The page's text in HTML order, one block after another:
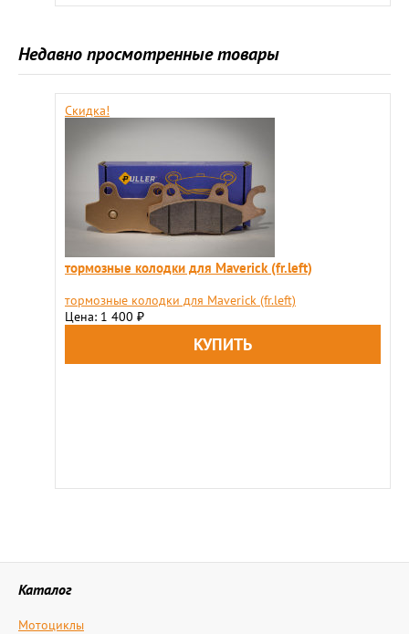
Недавно просмотренные товары
Скидка!
тормозные колодки для Maverick (fr.left)
тормозные колодки для Maverick (fr.left)
Цена: 1 400 ₽
Каталог
Мотоциклы